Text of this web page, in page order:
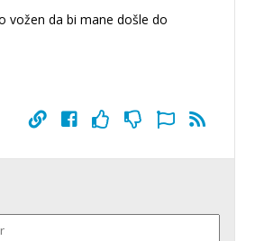
vožen da bi mane došle do